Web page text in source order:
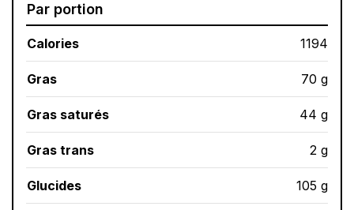
Par portion
Calories 1194
Gras 70 g
Gras saturés 44 g
Gras trans 2 g
Glucides 105 g